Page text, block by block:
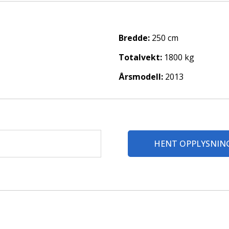
Denne er uten egenandel, og leveres av Fragus.
Bredde: 250 cm
Totalvekt: 1800 kg
Årsmodell: 2013
HENT